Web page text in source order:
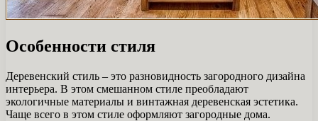
Особенности стиля
Деревенский стиль – это разновидность загородного дизайна
интерьера. В этом смешанном стиле преобладают
экологичные материалы и винтажная деревенская эстетика.
Чаще всего в этом стиле оформляют загородные дома.